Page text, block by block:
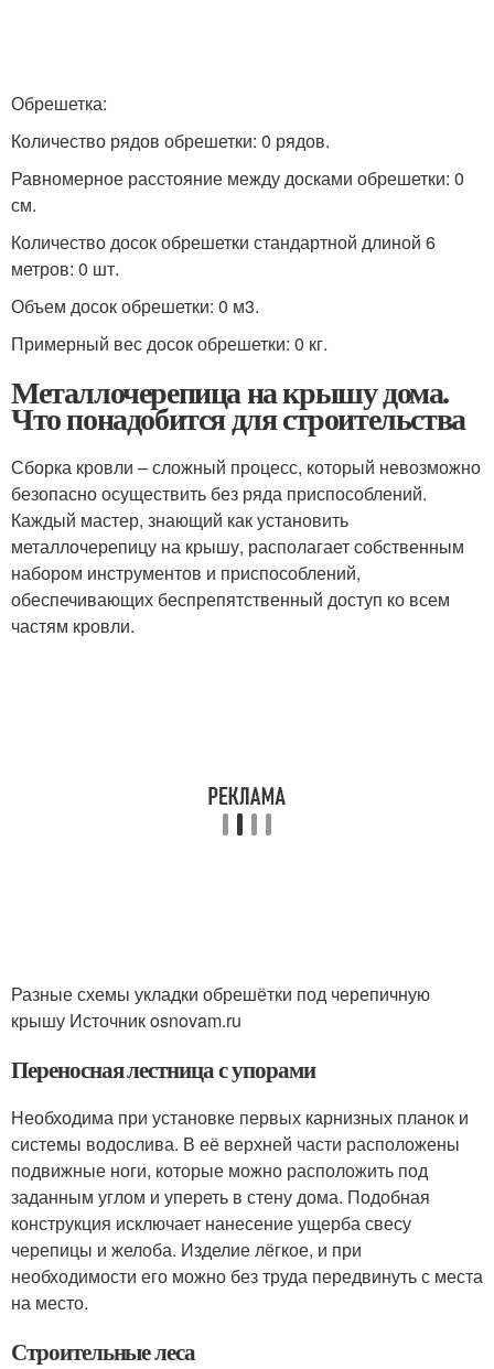
Обрешетка:
Количество рядов обрешетки: 0 рядов.
Равномерное расстояние между досками обрешетки: 0
см.
Количество досок обрешетки стандартной длиной 6
метров: 0 шт.
Объем досок обрешетки: 0 м3.
Примерный вес досок обрешетки: 0 кг.
Металлочерепица на крышу дома.
Что понадобится для строительства
Сборка кровли – сложный процесс, который невозможно
безопасно осуществить без ряда приспособлений.
Каждый мастер, знающий как установить
металлочерепицу на крышу, располагает собственным
набором инструментов и приспособлений,
обеспечивающих беспрепятственный доступ ко всем
частям кровли.
Разные схемы укладки обрешётки под черепичную
крышу Источник osnovam.ru
Переносная лестница с упорами
Необходима при установке первых карнизных планок и
системы водослива. В её верхней части расположены
подвижные ноги, которые можно расположить под
заданным углом и упереть в стену дома. Подобная
конструкция исключает нанесение ущерба свесу
черепицы и желоба. Изделие лёгкое, и при
необходимости его можно без труда передвинуть с места
на место.
Строительные леса